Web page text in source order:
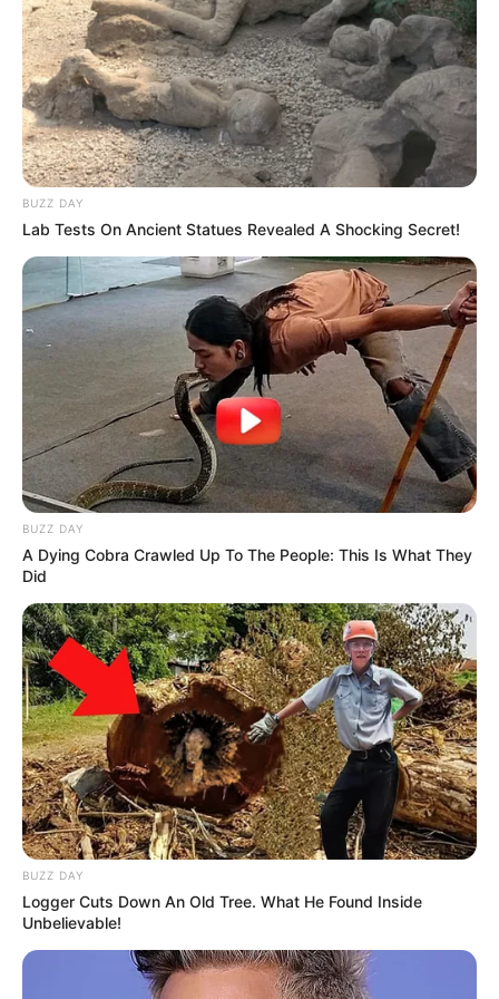
16:31 / 05 Avqust 2026 SİYASƏT
Sosial şəbəkələrdə valideyn nəzarəti
məcburi olacaq
0
16:12 / 05 Avqust 2026 CƏMİYYƏT
Nigar Fərhadın ərihəbs edildi
107 0 0
BUZZ DAY
Lab Tests On Ancient Statues Revealed A Shocking Secret!
BUZZ DAY
A Dying Cobra Crawled Up To The People: This Is What They
Did
BUZZ DAY
Logger Cuts Down An Old Tree. What He Found Inside
Unbelievable!